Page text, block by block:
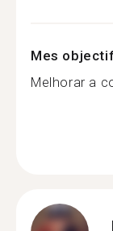
Mes
Melhorar a